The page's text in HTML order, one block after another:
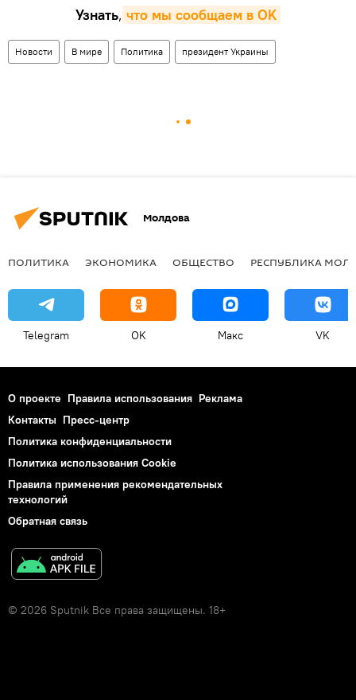
Узнать, что мы сообщаем в OK
Новости В мире Политика президент Украины
Молдова
ПОЛИТИКА ЭКОНОМИКА ОБЩЕСТВО РЕСПУБЛИКА
Telegram OK Макс VK
О проекте Правила использования Реклама
Контакты Пресс-центр
Политика конфиденциальности
Политика использования Cookie
Правила применения рекомендательных
технологий
Обратная связь
© 2026 Sputnik Все права защищены. 18+